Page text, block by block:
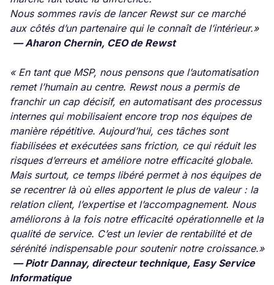
Nous sommes ravis de lancer Rewst sur ce marché
aux côtés d’un partenaire qui le connaît de l’intérieur.»
— Aharon Chernin, CEO de Rewst
« En tant que MSP, nous pensons que l’automatisation
remet l’humain au centre. Rewst nous a permis de
franchir un cap décisif, en automatisant des processus
internes qui mobilisaient encore trop nos équipes de
manière répétitive. Aujourd’hui, ces tâches sont
fiabilisées et exécutées sans friction, ce qui réduit les
risques d’erreurs et améliore notre efficacité globale.
Mais surtout, ce temps libéré permet à nos équipes de
se recentrer là où elles apportent le plus de valeur : la
relation client, l’expertise et l’accompagnement. Nous
améliorons à la fois notre efficacité opérationnelle et la
qualité de service. C’est un levier de rentabilité et de
sérénité indispensable pour soutenir notre croissance.»
— Piotr Dannay, directeur technique, Easy Service
Informatique